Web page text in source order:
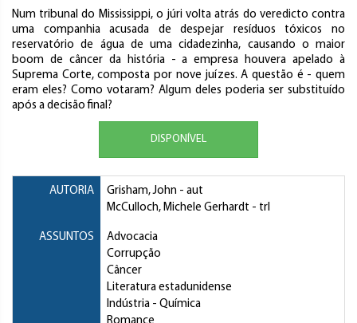
Num tribunal do Mississippi, o júri volta atrás do veredicto contra
uma companhia acusada de despejar resíduos tóxicos no
reservatório de água de uma cidadezinha, causando o maior
boom de câncer da história - a empresa houvera apelado à
Suprema Corte, composta por nove juízes. A questão é - quem
eram eles? Como votaram? Algum deles poderia ser substituído
após a decisão final?
DISPONÍVEL
AUTORIA Grisham, John - aut
McCulloch, Michele Gerhardt - trl
ASSUNTOS
Advocacia
Corrupção
Câncer
Literatura estadunidense
Indústria - Química